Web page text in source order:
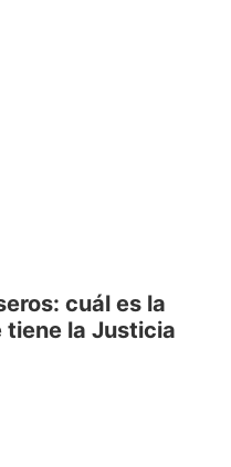
cuál es la
la Justicia